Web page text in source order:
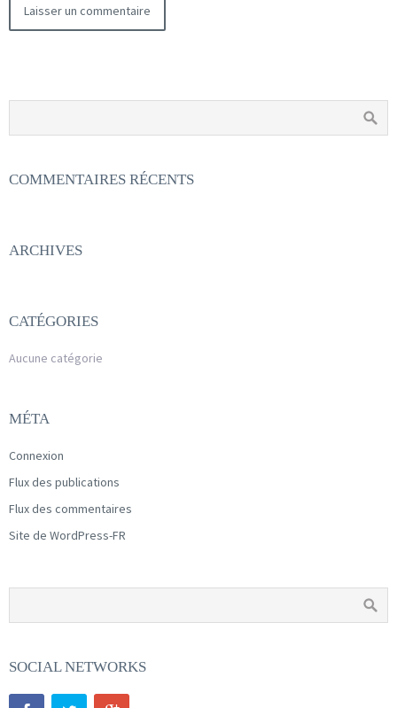
COMMENTAIRES RÉCENTS
ARCHIVES
CATÉGORIES
Aucune catégorie
MÉTA
Connexion
Flux des publications
Flux des commentaires
Site de WordPress-FR
SOCIAL NETWORKS